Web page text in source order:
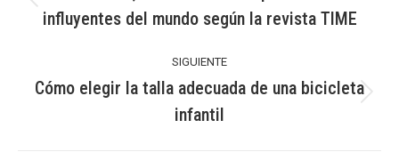
publicaciones
Publicación
anterior:
influyentes del mundo según la revista TIME
SIGUIENTE
siguiente:
Cómo elegir la talla adecuada de una bicicleta
infantil